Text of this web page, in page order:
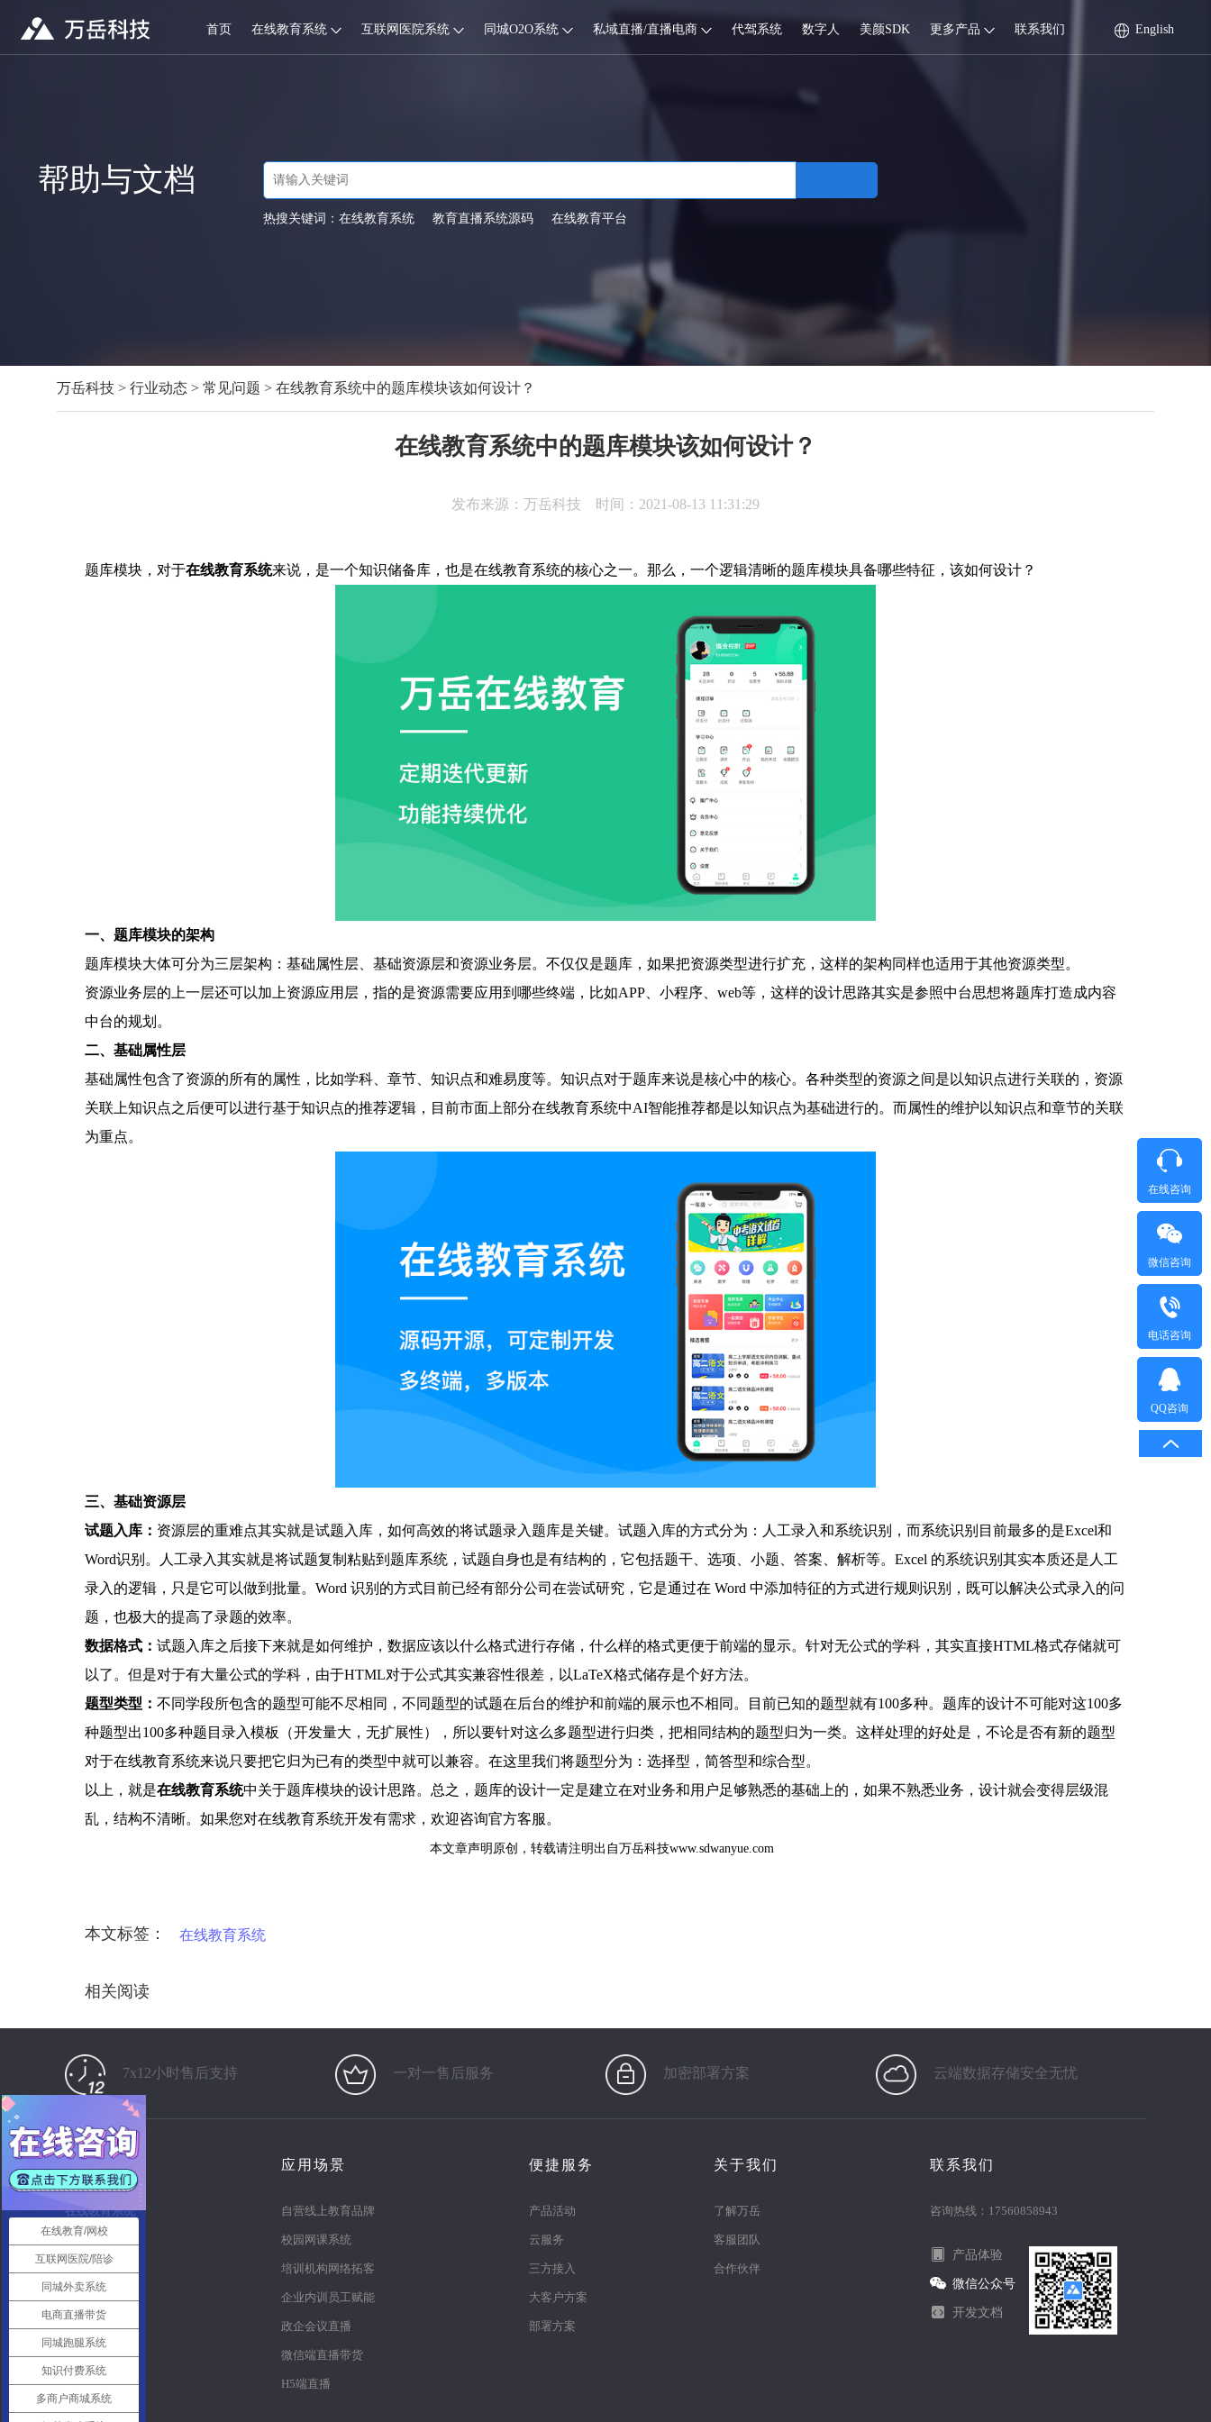
首页 在线教育系统 互联网医院系统 同城O2O系统 私域直播/直播电商 代驾系统 数字人 美颜SDK 更多产品 联系我们 English
帮助与文档
热搜关键词： 在线教育系统 教育直播系统源码 在线教育平台
万岳科技> 行业动态> 常见问题 > 在线教育系统中的题库模块该如何设计？
在线教育系统中的题库模块该如何设计？
发布来源：万岳科技 时间：2021-08-13 11:31:29
题库模块，对于在线教育系统来说，是一个知识储备库，也是在线教育系统的核心之一。那么，一个逻辑清晰的题库模块具备哪些特征，该如何设计？
一、 题库模块的架构
题库模块大体可分为三层架构：基础属性层、基础资源层和资源业务层。不仅仅是题库，如果把资源类型进行扩充，这样的架构同样也适用于其他资源类型。
资源业务层的上一层还可以加上资源应用层，指的是资源需要应用到哪些终端，比如APP、小程序、web等，这样的设计思路其实是参照中台思想将题库打造成内容
中台的规划。
二、 基础属性层
基础属性包含了资源的所有的属性，比如学科、章节、知识点和难易度等。知识点对于题库来说是核心中的核心。各种类型的资源之间是以知识点进行关联的，资源
关联上知识点之后便可以进行基于知识点的推荐逻辑，目前市面上部分在线教育系统中AI智能推荐都是以知识点为基础进行的。而属性的维护以知识点和章节的关联
为重点。
三、 基础资源层
试题入库： 资源层的重难点其实就是试题入库，如何高效的将试题录入题库是关键。试题入库的方式分为：人工录入和系统识别，而系统识别目前最多的是Excel和
Word识别。人工录入其实就是将试题复制粘贴到题库系统，试题自身也是有结构的，它包括题干、选项、小题、答案、解析等。Excel 的系统识别其实本质还是人工
录入的逻辑，只是它可以做到批量。Word 识别的方式目前已经有部分公司在尝试研究，它是通过在 Word 中添加特征的方式进行规则识别，既可以解决公式录入的问
题，也极大的提高了录题的效率。
数据格式： 试题入库之后接下来就是如何维护，数据应该以什么格式进行存储，什么样的格式更便于前端的显示。针对无公式的学科，其实直接HTML格式存储就可
以了。但是对于有大量公式的学科，由于HTML对于公式其实兼容性很差，以LaTeX格式储存是个好方法。
题型类型： 不同学段所包含的题型可能不尽相同，不同题型的试题在后台的维护和前端的展示也不相同。目前已知的题型就有100多种。题库的设计不可能对这100多
种题型出100多种题目录入模板（开发量大，无扩展性），所以要针对这么多题型进行归类，把相同结构的题型归为一类。这样处理的好处是，不论是否有新的题型
对于在线教育系统来说只要把它归为已有的类型中就可以兼容。在这里我们将题型分为：选择型，简答型和综合型。
以上，就是在线教育系统中关于题库模块的设计思路。总之，题库的设计一定是建立在对业务和用户足够熟悉的基础上的，如果不熟悉业务，设计就会变得层级混
乱，结构不清晰。如果您对在线教育系统开发有需求，欢迎咨询官方客服。
本文章声明原创，转载请注明出自万岳科技www.sdwanyue.com
本文标签： 在线教育系统
相关阅读
在线咨询
微信咨询
电话咨询
QQ咨询
7x12小时售后支持 一对一售后服务 加密部署方案 云端数据存储安全无忧
在线教育系统
知识付费系统
电商直播系统
多商户商城
同城o2o
同城跑腿
智慧党建系统
医疗陪诊系统
应用场景
自营线上教育品牌
校园网课系统
培训机构网络拓客
企业内训员工赋能
政企会议直播
微信端直播带货
H5端直播
便捷服务
产品活动
云服务
三方接入
大客户方案
部署方案
关于我们
了解万岳
客服团队
合作伙伴
联系我们
咨询热线：17560858943
产品体验
微信公众号
开发文档
在线教育/网校
互联网医院/陪诊
同城外卖系统
电商直播带货
同城跑腿系统
知识付费系统
多商户商城系统